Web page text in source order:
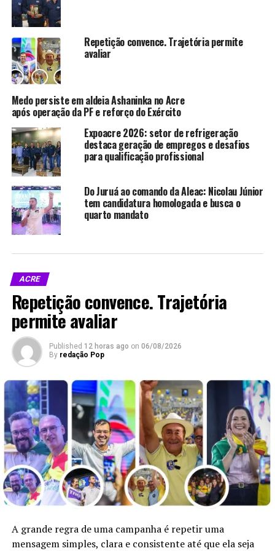
veículo reforça o atendimento pré-hospitalar em casos
de urgência e emergência.
Também foram entregues 30 equipamentos
odontológicos, entre bombas de sucção, motores
reciprocantes para endodontia e localizadores apicais.
Os aparelhos serão usados para melhorar a estrutura da
atenção primária em municípios do Acre.
Durante a entrega, o assessor especial da Secretaria de
Atenção Especializada à Saúde, Adalberto Fulgêncio,
afirmou que o aumento dos repasses federais já teve
impacto na rede estadual. “No Acre, o repasse do teto
MAC, por exemplo, aumentou mais de 45%, ampliando a
realização de cirurgias e exames especializados. O estado
bateu recorde, com mais de 75 mil cirurgias em 2025”,
Compartilhe isso:
X
WhatsApp
Telegram
Relacionado
Governo do Acre entrega
ambulâncias para reforçar
Senador Sérgio Petecão
anuncia novas ambulâncias
Repetição convence. Trajetória permite
avaliar
Medo persiste em aldeia Ashaninka no Acre
após operação da PF e reforço do Exército
Expoacre 2026: setor de refrigeração
destaca geração de empregos e desafios
para qualificação profissional
Do Juruá ao comando da Aleac: Nicolau Júnior
tem candidatura homologada e busca o
quarto mandato
ACRE
Repetição convence. Trajetória
permite avaliar
Published 12 horas ago on 06/08/2026
By redação Pop
A grande regra de uma campanha é repetir uma
mensagem simples, clara e consistente até que ela seja